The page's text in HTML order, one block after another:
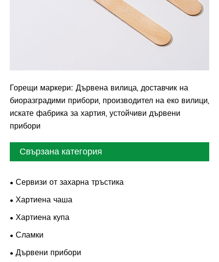
Горещи маркери: Дървена вилица, доставчик на
биоразградими прибори, производител на еко вилици,
искате фабрика за хартия, устойчиви дървени
прибори
Свързана категория
Сервизи от захарна тръстика
Хартиена чаша
Хартиена купа
Сламки
Дървени прибори